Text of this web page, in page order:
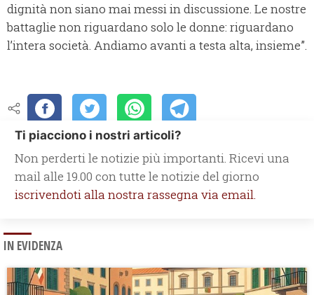
dignità non siano mai messi in discussione. Le nostre
battaglie non riguardano solo le donne: riguardano
l’intera società. Andiamo avanti a testa alta, insieme”.
Ti piacciono i nostri articoli?
Non perderti le notizie più importanti. Ricevi una
mail alle 19.00 con tutte le notizie del giorno
iscrivendoti alla nostra rassegna via email.
IN EVIDENZA